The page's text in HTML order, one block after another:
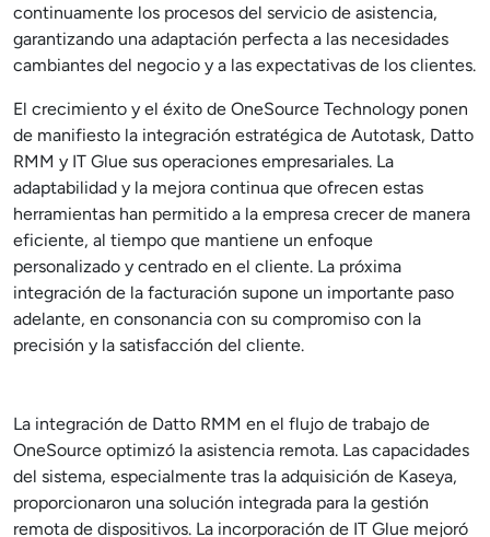
continuamente los procesos del servicio de asistencia,
garantizando una adaptación perfecta a las necesidades
cambiantes del negocio y a las expectativas de los clientes.
El crecimiento y el éxito de OneSource Technology ponen
de manifiesto la integración estratégica de Autotask, Datto
RMM y IT Glue sus operaciones empresariales. La
adaptabilidad y la mejora continua que ofrecen estas
herramientas han permitido a la empresa crecer de manera
eficiente, al tiempo que mantiene un enfoque
personalizado y centrado en el cliente. La próxima
integración de la facturación supone un importante paso
adelante, en consonancia con su compromiso con la
precisión y la satisfacción del cliente.
La integración de Datto RMM en el flujo de trabajo de
OneSource optimizó la asistencia remota. Las capacidades
del sistema, especialmente tras la adquisición de Kaseya,
proporcionaron una solución integrada para la gestión
remota de dispositivos. La incorporación de IT Glue mejoró